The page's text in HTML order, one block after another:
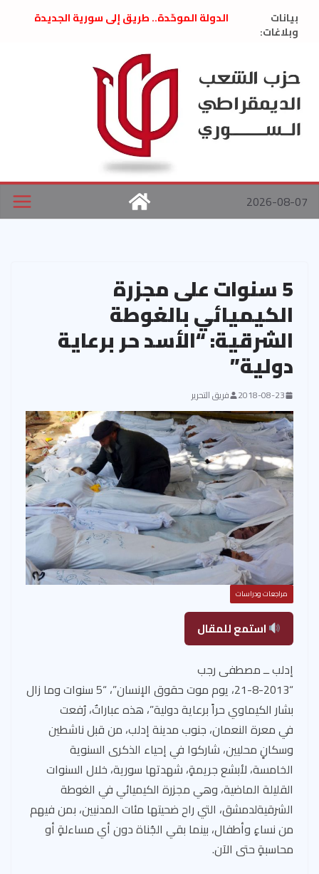
بيانات
وبلاغات:
الدولة الموحّدة.. طريق إلى سورية الجديدة
العام السابق لحزب الاتحاد الاشتراكي العربي
الديمقراطي
بلاغ صادر عن اجتماع اللجنة المركزية نيسان
2026
الحرب الأمريكية الإسرائيلية على نظام الملالي
في إيران .. بيان من حزب الشعب الديمقراطي
السوري
2026-08-07
5 سنوات على مجزرة
الكيميائي بالغوطة
الشرقية: “الأسد حر برعاية
دولية”
2018-08-23 فريق التحرير
مراجعات ودراسات
استمع للمقال
إدلب ــ مصطفى رجب
“21-8-2013، يوم موت حقوق الإنسان”، “5 سنوات وما زال
بشار الكيماوي حراً برعاية دولية”، هذه عباراتٌ، رُفعت
في معرة النعمان، جنوب مدينة إدلب، من قبل ناشطين
وسكانٍ محليين، شاركوا في إحياء الذكرى السنوية
الخامسة، لأبشع جريمةٍ، شهدتها سورية، خلال السنوات
القليلة الماضية، وهي مجزرة الكيميائي في الغوطة
الشرقيةلدمشق، التي راح ضحيتها مئات المدنيين، بمن فيهم
من نساءٍ وأطفال، بينما بقي الجُناة دون أي مساءلةٍ أو
محاسبةٍ حتى الآن.